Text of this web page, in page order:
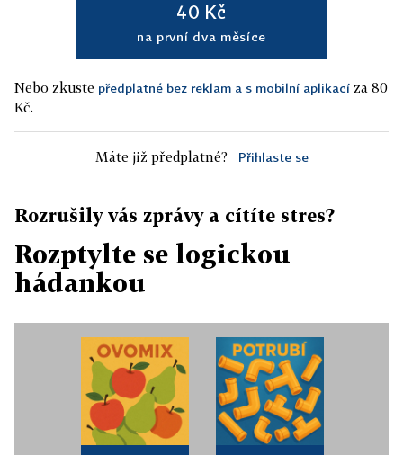
40 Kč
na první dva měsíce
Nebo zkuste předplatné bez reklam a s mobilní aplikací za 80
Kč.
Máte již předplatné? Přihlaste se
Rozrušily vás zprávy a cítíte stres?
Rozptylte se logickou
hádankou